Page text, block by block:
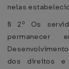
nelas
§ 2º Os
dos direitos e